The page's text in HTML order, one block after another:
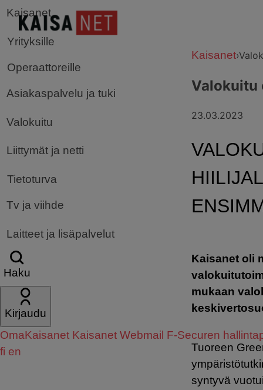
Kaisanet
Yrityksille
Operaattoreille
Asiakaspalvelu ja tuki
Valokuitu
Liittymät ja netti
Tietoturva
Tv ja viihde
Laitteet ja lisäpalvelut
Haku
Kirjaudu
OmaKaisanet Kaisanet Webmail F-Securen
fi en
Kaisanet›
Valokuitu
23.03.2023
Kaisanet oli
mukaan
Tuoreen
syntyvä